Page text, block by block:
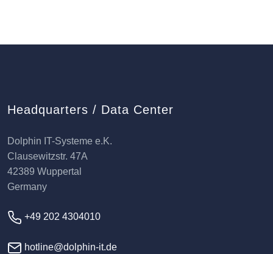
Headquarters / Data Center
Dolphin IT-Systeme e.K.
Clausewitzstr. 47A
42389 Wuppertal
Germany
+49 202 4304010
hotline@dolphin-it.de